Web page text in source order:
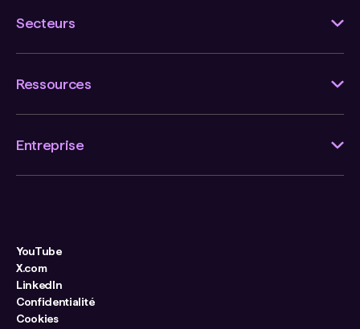
Secteurs
Ressources
Entreprise
YouTube
X.com
LinkedIn
Confidentialité
Cookies